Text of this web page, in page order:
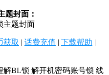
题封面：
获取 | 话费充值 | 下载帮助 |
解BL锁 解开机密码账号锁 线